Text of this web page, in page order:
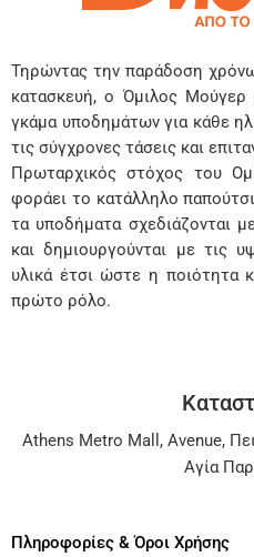
Τηρώντας την παράδοση
κατασκευή, ο Όμιλος Μούγερ
γκάμα υποδημάτων για κάθε
τις σύγχρονες τάσεις και
Πρωταρχικός στόχος του
φοράει το κατάλληλο
τα υποδήματα σχεδιάζονται
και δημιουργούνται με τις
υλικά έτσι ώστε η ποιότητα
πρώτο ρόλο.
Athens Metro Mall , Avenue,
Αγία
Πληροφορίες & Όροι Χρήσης